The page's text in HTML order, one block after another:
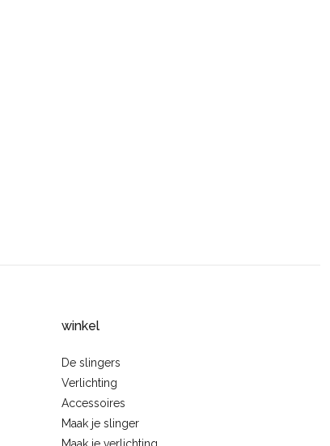
winkel
De slingers
Verlichting
Accessoires
Maak je slinger
Maak je verlichting